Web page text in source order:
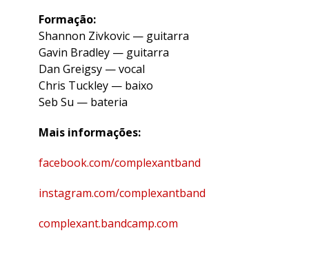
Formação:
Shannon Zivkovic — guitarra
Gavin Bradley — guitarra
Dan Greigsy — vocal
Chris Tuckley — baixo
Seb Su — bateria
Mais informações:
facebook.com/complexantband
instagram.com/complexantband
complexant.bandcamp.com